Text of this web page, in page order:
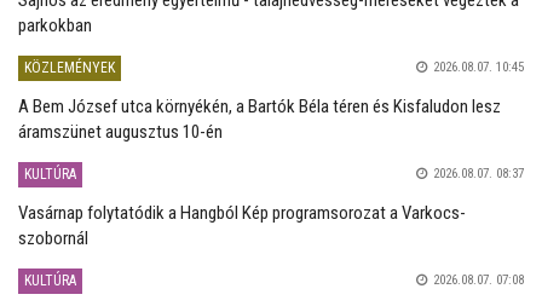
parkokban
KÖZLEMÉNYEK 2026.08.07. 10:45
A Bem József utca környékén, a Bartók Béla téren és Kisfaludon lesz
áramszünet augusztus 10-én
KULTÚRA 2026.08.07. 08:37
Vasárnap folytatódik a Hangból Kép programsorozat a Varkocs-
szobornál
KULTÚRA 2026.08.07. 07:08